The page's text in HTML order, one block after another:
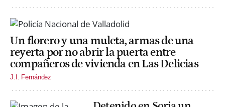
Un florero y una muleta, armas de una
reyerta por no abrir la puerta entre
compañeros de vivienda en Las Delicias
J.I. Fernández